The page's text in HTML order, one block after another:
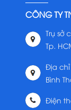
CÔNG TY
Trụ sở
Tp.
Địa chỉ
Bình
Điện